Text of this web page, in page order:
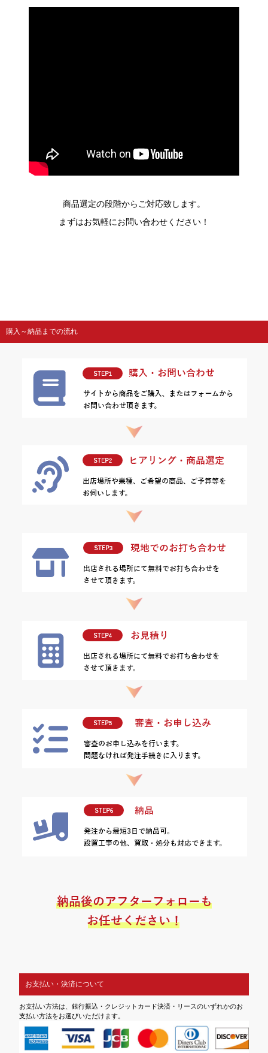
商品選定の段階からご対応致します。
まずはお気軽にお問い合わせください！
購入～納品までの流れ
お支払い・決済について
お支払い方法は、銀行振込・クレジットカード決済・リースのいずれかのお
支払い方法をお選びいただけます。